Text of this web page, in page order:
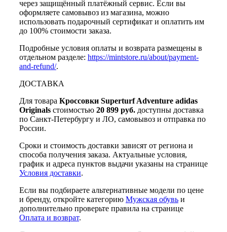
через защищённый платёжный сервис. Если вы
оформляете самовывоз из магазина, можно
использовать подарочный сертификат и оплатить им
до 100% стоимости заказа.
Подробные условия оплаты и возврата размещены в
отдельном разделе: https://mintstore.ru/about/payment-
and-refund/.
ДОСТАВКА
Для товара Кроссовки Superturf Adventure adidas
Originals стоимостью 20 899 руб. доступны доставка
по Санкт-Петербургу и ЛО, самовывоз и отправка по
России.
Сроки и стоимость доставки зависят от региона и
способа получения заказа. Актуальные условия,
график и адреса пунктов выдачи указаны на странице
Условия доставки.
Если вы подбираете альтернативные модели по цене
и бренду, откройте категорию Мужская обувь и
дополнительно проверьте правила на странице
Оплата и возврат.